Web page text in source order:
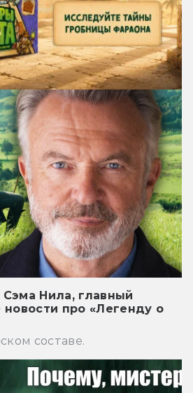
Нила, главный
про «Легенду о
составе.